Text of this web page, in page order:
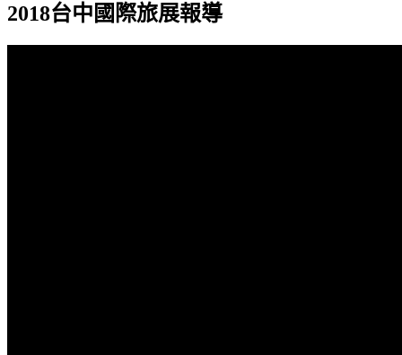
2018台中國際旅展報導